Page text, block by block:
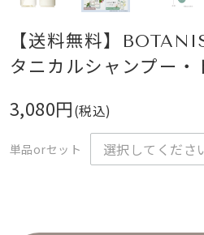
【送料無料】
タニカルシャンプー
3,080円(税込)
単品orセット